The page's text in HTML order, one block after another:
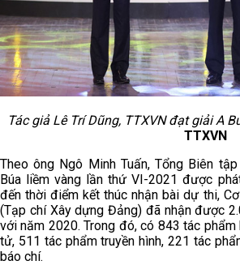
Tác giả Lê Trí Dũng, TTXVN đạt giải A
TTXVN
Theo ông Ngô Minh Tuấn, Tổng Biên
Búa liềm vàng lần thứ VI-2021 được
đến thời điểm kết thúc nhận bài dự thi,
(Tạp chí Xây dựng Đảng) đã nhận được
với năm 2020. Trong đó, có 843 tác
tử, 511 tác phẩm truyền hình, 221 tác
báo chí.